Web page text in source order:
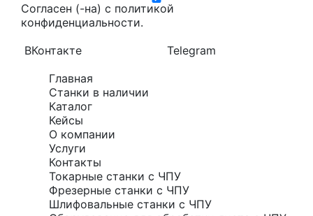
Согласен (-на) с политикой
конфиденциальности.
ВКонтакте
Telegram
Главная
Станки в наличии
Каталог
Кейсы
О компании
Услуги
Контакты
Токарные станки с ЧПУ
Фрезерные станки с ЧПУ
Шлифовальные станки с ЧПУ